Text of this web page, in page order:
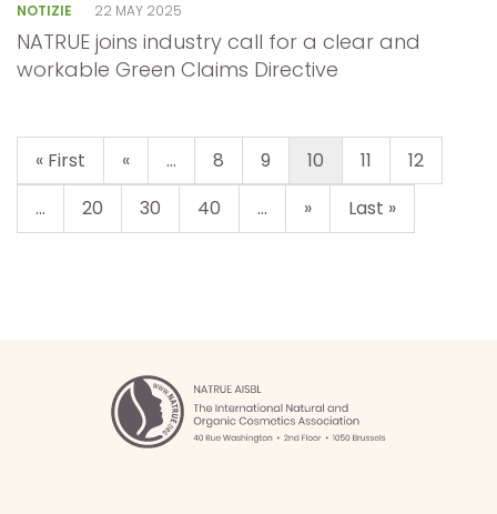
NOTIZIE 22 MAY 2025
NATRUE joins industry call for a clear and
workable Green Claims Directive
« First « ... 8 9 10 11
12
...
20 30 40 ... » Last »